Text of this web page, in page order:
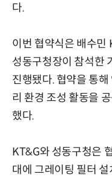
다.
이번 협약식은 배수민
성동구청장이 참석한
진행됐다. 협약을 통
리 환경 조성 활동을
했다.
KT&G와 성동구청은
대에 그레이팅 필터